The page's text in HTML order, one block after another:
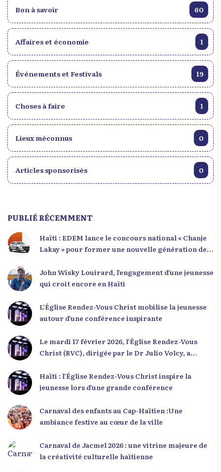
Bon à savoir 60
Affaires et économie 1
Événements et Festivals 19
Choses à faire 1
Lieux méconnus 0
Articles sponsorisés 0
PUBLIÉ RÉCEMMENT
Haïti : EDEM lance le concours national « Chanje
Lakay » pour former une nouvelle génération de
John Wisky Louirard, l’engagement d’une jeunesse
qui croit encore en Haïti
L’Église Rendez-Vous Christ mobilise la jeunesse
autour d’une conférence inspirante
Le mardi 17 février 2026, l’Église Rendez-Vous
Christ (RVC), dirigée par le Dr Julio Volcy, a
dans ses locaux à Delmas 75 pour une conférence
placée sous le thème « Menm Ou Menm Tou ».
occasion unique de se rencontrer, d’échanger et
d’écouter des interventions motivantes centrées
citoyen. Des messages forts pour la jeunesse Lors
de sa première intervention, intitulée « Jenès la
Haïti : l’Église Rendez-Vous Christ inspire la
jeunesse lors d’une grande conférence
Carnaval des enfants au Cap-Haïtien :Une
ambiance festive au cœur de la ville
Carnaval de Jacmel 2026 : une vitrine majeure de
la créativité culturelle haïtienne